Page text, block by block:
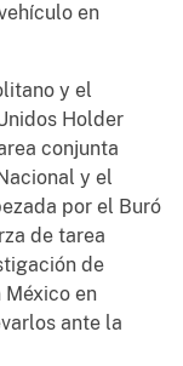
en
y el
Holder
conjunta
y el
por el Buró
de tarea
de
en
ante la